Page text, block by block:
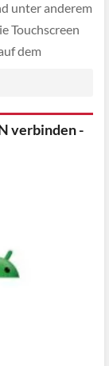
unter anderem
Touchscreen
dem
verbinden -